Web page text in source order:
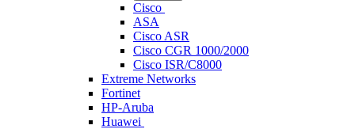
Cisco
ASA
Cisco ASR
Cisco CGR 1000/2000
Cisco ISR/С8000
Extreme Networks
Fortinet
HP-Aruba
Huawei